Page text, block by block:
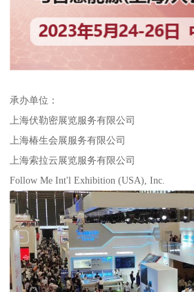
承办单位：
上海伏勒密展览服务有限公司
上海椿生会展服务有限公司
上海索拉云展览服务有限公司
Follow Me Int'l Exhibition (USA), Inc.